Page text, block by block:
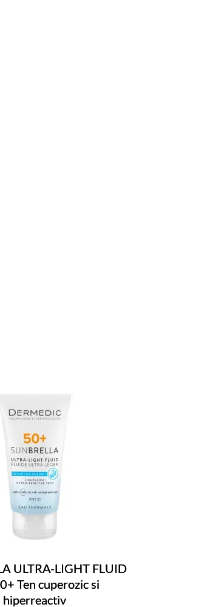
ULTRA-LIGHT FLUID
Ten cuperozic si
hiperreactiv